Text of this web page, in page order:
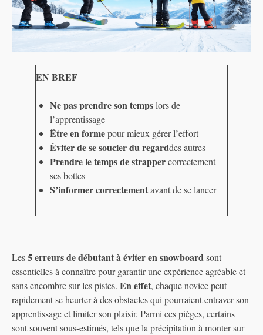
EN BREF
Ne pas prendre son tempslors de
l’apprentissage
Être en formepour mieux gérer l’effort
Éviter de se soucier du regarddes autres
Prendre le temps de strappercorrectement
ses bottes
S’informer correctementavant de se lancer
Les5 erreurs de débutant à éviter en snowboardsont
essentielles à connaître pour garantir une expérience agréable et
sans encombre sur les pistes. En effet, chaque novice peut
rapidement se heurter à des obstacles qui pourraient entraver son
apprentissage et limiter son plaisir. Parmi ces pièges, certains
sont souvent sous-estimés, tels que la précipitation à monter sur